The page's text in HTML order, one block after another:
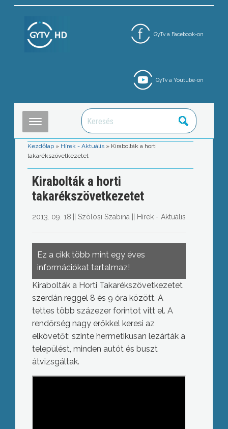
GyTv a Facebook-on
GyTv a Youtube-on
Kezdőlap » Hírek - Aktuális » Kirabolták a horti
takarékszövetkezetet
Kirabolták a horti
takarékszövetkezetet
2013. 09. 18. Szõlõsi Szabina Hírek - Aktuális
Ez a cikk több mint egy éves
információkat tartalmaz!
Kirabolták a Horti Takarékszövetkezetet
szerdán reggel 8 és 9 óra között. A
tettes több százezer forintot vitt el. A
rendőrség nagy erőkkel keresi az
elkövetőt: szinte hermetikusan lezárták a
települést, minden autót és buszt
átvizsgáltak.